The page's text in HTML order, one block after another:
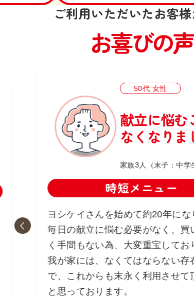
ご利用いただいたお客
お喜びの声
50代 女性
献立に悩む
なくなりま
家族3人（末子：中学
時短メニュー
ヨシケイさんを始めて約20年にな
毎日の献立に悩む必要がなく、買
く手間もない為、大変重宝してお
我が家には、なくてはならない存
で、これからも末永く利用させて
と思っております。